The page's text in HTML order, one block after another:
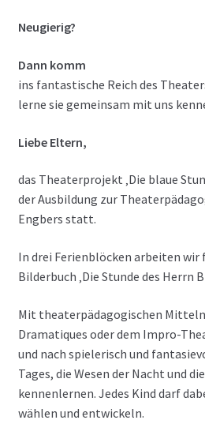
Neugierig?
Dann komm
ins fantastische Reich des
lerne sie gemeinsam mit uns
Liebe Eltern,
das Theaterprojekt ‚Die blaue
der Ausbildung zur
Engbers statt.
In drei Ferienblöcken arbeiten wir
Bilderbuch ‚Die Stunde des Herrn
Mit theaterpädagogischen
Dramatiques oder dem Impro-
und nach spielerisch und
Tages, die Wesen der Nacht und
kennenlernen. Jedes Kind darf
wählen und entwickeln.